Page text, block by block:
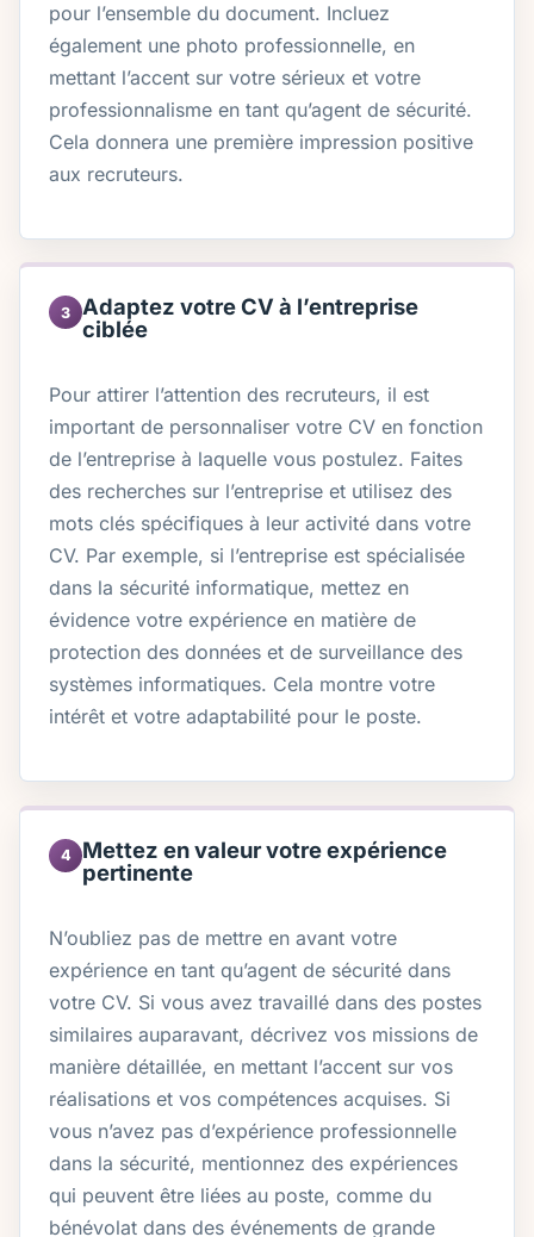
pour l’ensemble du document. Incluez
également une photo professionnelle, en
mettant l’accent sur votre sérieux et votre
professionnalisme en tant qu’agent de sécurité.
Cela donnera une première impression positive
aux recruteurs.
3
Adaptez votre CV à l’entreprise
ciblée
Pour attirer l’attention des recruteurs, il est
important de personnaliser votre CV en fonction
de l’entreprise à laquelle vous postulez. Faites
des recherches sur l’entreprise et utilisez des
mots clés spécifiques à leur activité dans votre
CV. Par exemple, si l’entreprise est spécialisée
dans la sécurité informatique, mettez en
évidence votre expérience en matière de
protection des données et de surveillance des
systèmes informatiques. Cela montre votre
intérêt et votre adaptabilité pour le poste.
4
Mettez en valeur votre expérience
pertinente
N’oubliez pas de mettre en avant votre
expérience en tant qu’agent de sécurité dans
votre CV. Si vous avez travaillé dans des postes
similaires auparavant, décrivez vos missions de
manière détaillée, en mettant l’accent sur vos
réalisations et vos compétences acquises. Si
vous n’avez pas d’expérience professionnelle
dans la sécurité, mentionnez des expériences
qui peuvent être liées au poste, comme du
bénévolat dans des événements de grande